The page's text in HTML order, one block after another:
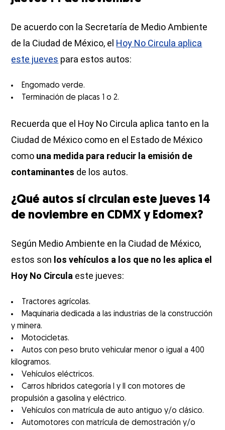
De acuerdo con la Secretaría de Medio Ambiente
de la Ciudad de México, el Hoy No Circula aplica
este jueves para estos autos:
Engomado verde.
Terminación de placas 1 o 2.
Recuerda que el Hoy No Circula aplica tanto en la
Ciudad de México como en el Estado de México
como una medida para reducir la emisión de
contaminantes de los autos.
¿Qué autos sí circulan este jueves 14
de noviembre en CDMX y Edomex?
Según Medio Ambiente en la Ciudad de México,
estos son los vehículos a los que no les aplica el
Hoy No Circula este jueves:
Tractores agrícolas.
Maquinaria dedicada a las industrias de la construcción
y minera.
Motocicletas.
Autos con peso bruto vehicular menor o igual a 400
kilogramos.
Vehículos eléctricos.
Carros híbridos categoría I y II con motores de
propulsión a gasolina y eléctrico.
Vehículos con matrícula de auto antiguo y/o clásico.
Automotores con matrícula de demostración y/o